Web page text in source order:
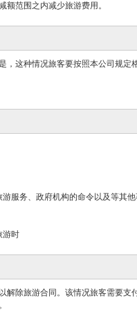
范围之内减少旅游费用。
这种情况旅客要按照本公司规
服务、政府机构的命令以及等其
游时
除旅游合同。该情况旅客需要支